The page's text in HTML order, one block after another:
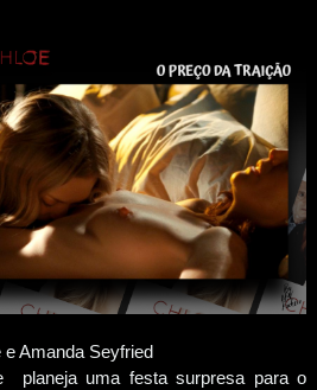
Amanda Seyfried
planeja uma festa surpresa para o